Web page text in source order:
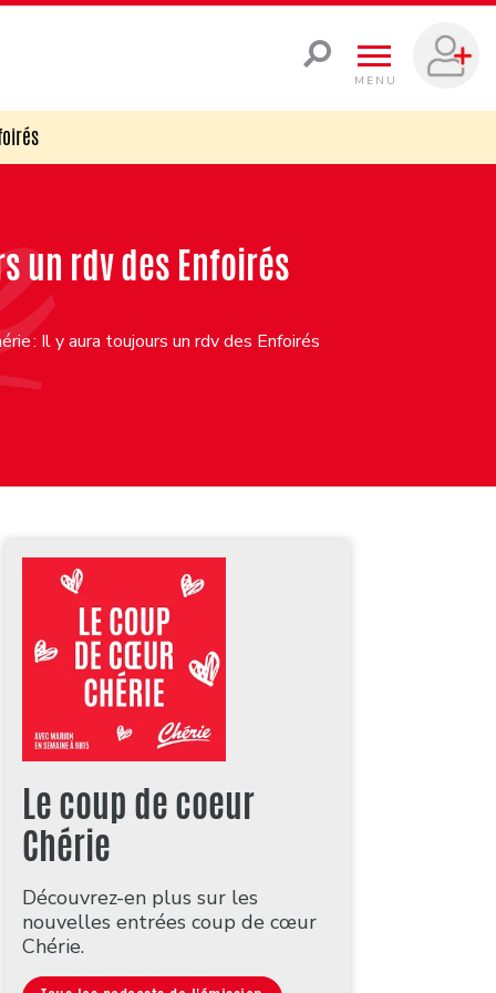
MENU
un rdv des Enfoirés
: Il y aura toujours un rdv des Enfoirés
Le coup de coeur
Chérie
Découvrez-en plus sur les
nouvelles entrées coup de cœur
Chérie.